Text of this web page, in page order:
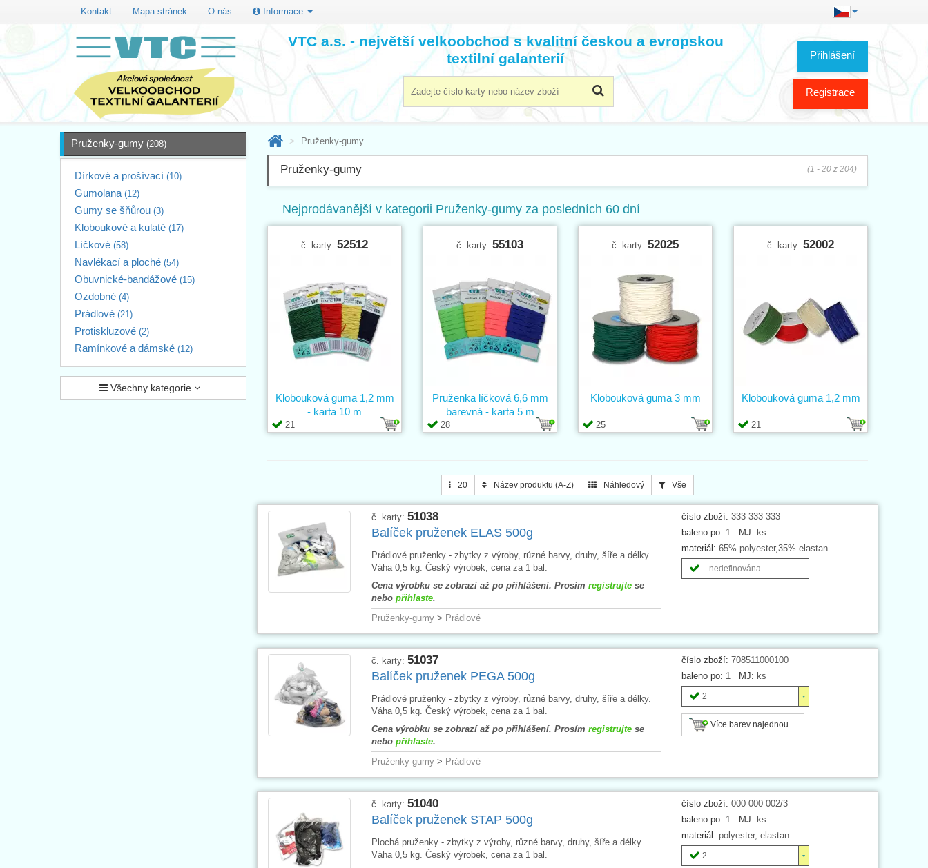
Kontakt Mapa stránek O nás Informace
Přihlášení
Registrace
VTC a.s. - největší velkoobchod s kvalitní českou a evropskou
textilní galanterií
Pruženky-gumy (208)
Dírkové a prošívací (10)
Gumolana (12)
Gumy se šňůrou (3)
Kloboukové a kulaté (17)
Líčkové (58)
Navlékací a ploché (54)
Obuvnické-bandážové (15)
Ozdobné (4)
Prádlové (21)
Protiskluzové (2)
Ramínkové a dámské (12)
Všechny kategorie
Pruženky-gumy
Pruženky-gumy (1 - 20 z 204)
Nejprodávanější v kategorii Pruženky-gumy za posledních 60 dní
č. karty: 52512
21
Klobouková guma 1,2 mm
- karta 10 m
č. karty: 55103
28
Pruženka líčková 6,6 mm
barevná - karta 5 m
č. karty: 52025
25
Klobouková guma 3 mm
č. karty: 52002
21
Klobouková guma 1,2 mm
20 Název produktu (A-Z) Náhledový Vše
číslo zboží: 333 333 333
baleno po: 1 MJ: ks
materiál: 65% polyester,35% elastan
- nedefinována
č. karty: 51038
Balíček pruženek ELAS 500g
Prádlové pruženky - zbytky z výroby, různé barvy, druhy, šíře a délky.
Váha 0,5 kg. Český výrobek, cena za 1 bal.
Cena výrobku se zobrazí až po přihlášení. Prosím registrujtese
nebo přihlaste.
Pruženky-gumy> Prádlové
číslo zboží: 708511000100
baleno po: 1 MJ: ks
2
Více barev najednou ...
č. karty: 51037
Balíček pruženek PEGA 500g
Prádlové pruženky - zbytky z výroby, různé barvy, druhy, šíře a délky.
Váha 0,5 kg. Český výrobek, cena za 1 bal.
Cena výrobku se zobrazí až po přihlášení. Prosím registrujtese
nebo přihlaste.
Pruženky-gumy> Prádlové
číslo zboží: 000 000 002/3
baleno po: 1 MJ: ks
materiál: polyester, elastan
2
č. karty: 51040
Balíček pruženek STAP 500g
Plochá pruženky - zbytky z výroby, různé barvy, druhy, šíře a délky.
Váha 0,5 kg. Český výrobek, cena za 1 bal.